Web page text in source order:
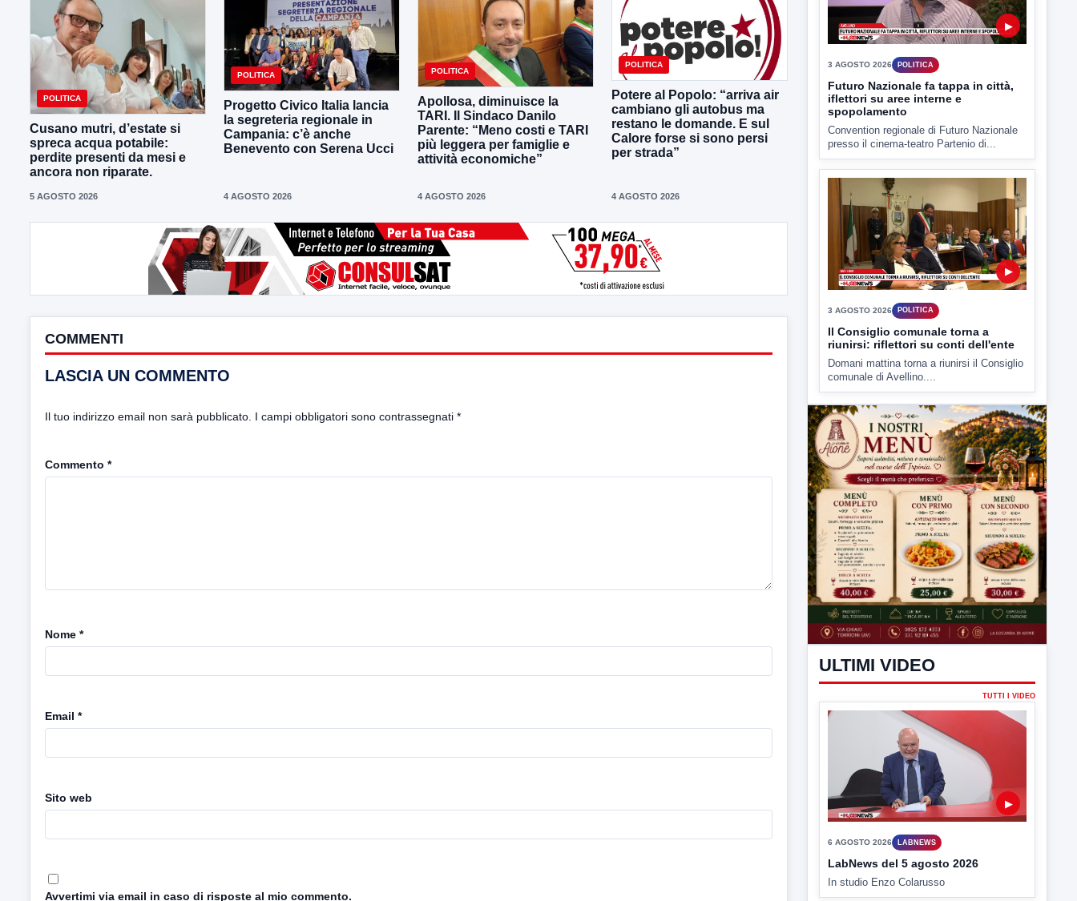
POLITICA
Cusano mutri, d’estate si
spreca acqua potabile:
perdite presenti da mesi e
ancora non riparate.
5 AGOSTO 2026
POLITICA
Progetto Civico Italia lancia
la segreteria regionale in
Campania: c’è anche
Benevento con Serena Ucci
4 AGOSTO 2026
POLITICA
Apollosa, diminuisce la
TARI. Il Sindaco Danilo
Parente: “Meno costi e TARI
più leggera per famiglie e
attività economiche”
4 AGOSTO 2026
POLITICA
Potere al Popolo: “arriva air
cambiano gli autobus ma
restano le domande. E sul
Calore forse si sono persi
per strada”
4 AGOSTO 2026
COMMENTI
LASCIA UN COMMENTO
Il tuo indirizzo email non sarà pubblicato. I campi obbligatori sono contrassegnati *
Commento *
Nome *
Email *
Sito web
Avvertimi via email in caso di risposte al mio commento.
Convention regionale di Futuro Nazionale
presso il cinema-teatro Partenio di...
3 AGOSTO 2026
Il Consiglio comunale torna a
riunirsi: riflettori su conti dell'ente
Domani mattina torna a riunirsi il Consiglio
comunale di Avellino....
ULTIMI VIDEO
6 AGOSTO 2026 LABNEWS